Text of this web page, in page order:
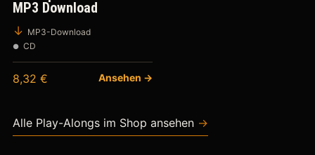
MP3 Download
MP3-Download
CD
8,32 € Ansehen →
Alle Play-Alongs im Shop ansehen →